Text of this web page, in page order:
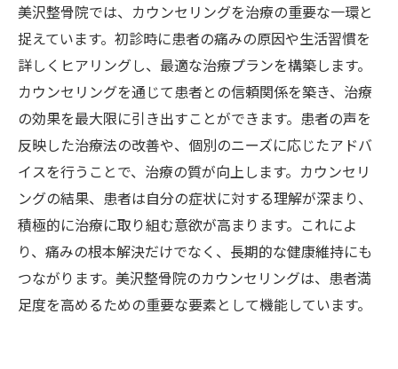
美沢整骨院では、カウンセリングを治療の重要な一環と
捉えています。初診時に患者の痛みの原因や生活習慣を
詳しくヒアリングし、最適な治療プランを構築します。
カウンセリングを通じて患者との信頼関係を築き、治療
の効果を最大限に引き出すことができます。患者の声を
反映した治療法の改善や、個別のニーズに応じたアドバ
イスを行うことで、治療の質が向上します。カウンセリ
ングの結果、患者は自分の症状に対する理解が深まり、
積極的に治療に取り組む意欲が高まります。これによ
り、痛みの根本解決だけでなく、長期的な健康維持にも
つながります。美沢整骨院のカウンセリングは、患者満
足度を高めるための重要な要素として機能しています。